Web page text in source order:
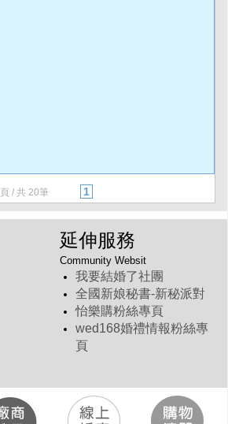
頁 / 共 20筆 1
延伸服務
Community Websit
我要結婚了社團
全國新娘秘書-新秘派對
怡樂購粉絲專頁
wed168婚禮情報粉絲專
頁